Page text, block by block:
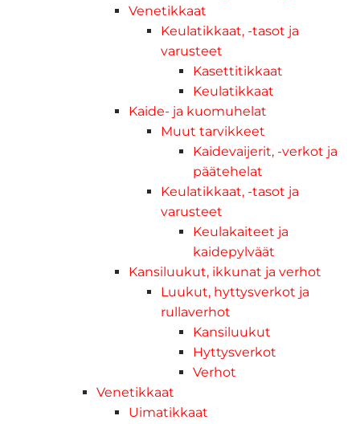
Venetikkaat
Keulatikkaat, -tasot ja
varusteet
Kasettitikkaat
Keulatikkaat
Kaide- ja kuomuhelat
Muut tarvikkeet
Kaidevaijerit, -verkot ja
päätehelat
Keulatikkaat, -tasot ja
varusteet
Keulakaiteet ja
kaidepylväät
Kansiluukut, ikkunat ja verhot
Luukut, hyttysverkot ja
rullaverhot
Kansiluukut
Hyttysverkot
Verhot
Venetikkaat
Uimatikkaat